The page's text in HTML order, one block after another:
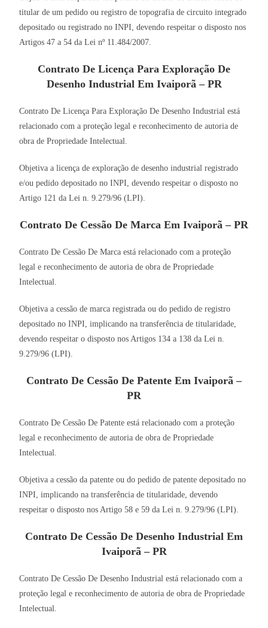
titular de um pedido ou registro de topografia de circuito integrado
depositado ou registrado no INPI, devendo respeitar o disposto nos
Artigos 47 a 54 da Lei nº 11.484/2007.
Contrato De Licença Para Exploração De
Desenho Industrial Em Ivaiporã – PR
Contrato De Licença Para Exploração De Desenho Industrial está
relacionado com a proteção legal e reconhecimento de autoria de
obra de Propriedade Intelectual.
Objetiva a licença de exploração de desenho industrial registrado
e/ou pedido depositado no INPI, devendo respeitar o disposto no
Artigo 121 da Lei n. 9.279/96 (LPI).
Contrato De Cessão De Marca Em Ivaiporã – PR
Contrato De Cessão De Marca está relacionado com a proteção
legal e reconhecimento de autoria de obra de Propriedade
Intelectual.
Objetiva a cessão de marca registrada ou do pedido de registro
depositado no INPI, implicando na transferência de titularidade,
devendo respeitar o disposto nos Artigos 134 a 138 da Lei n.
9.279/96 (LPI).
Contrato De Cessão De Patente Em Ivaiporã –
PR
Contrato De Cessão De Patente está relacionado com a proteção
legal e reconhecimento de autoria de obra de Propriedade
Intelectual.
Objetiva a cessão da patente ou do pedido de patente depositado no
INPI, implicando na transferência de titularidade, devendo
respeitar o disposto nos Artigo 58 e 59 da Lei n. 9.279/96 (LPI).
Contrato De Cessão De Desenho Industrial Em
Ivaiporã – PR
Contrato De Cessão De Desenho Industrial está relacionado com a
proteção legal e reconhecimento de autoria de obra de Propriedade
Intelectual.